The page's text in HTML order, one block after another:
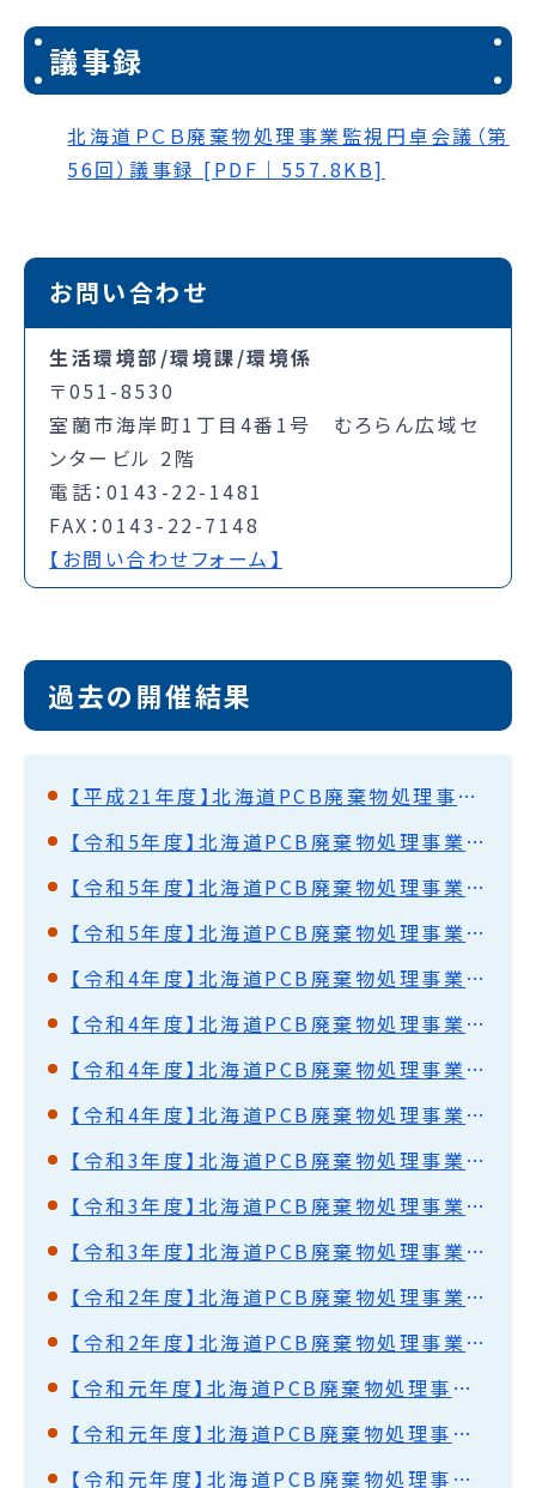
議事録
北海道ＰＣＢ廃棄物処理事業監視円卓会議（第
56回）議事録 [PDF｜557.8KB]
お問い合わせ
生活環境部/環境課/環境係
〒051-8530
室蘭市海岸町1丁目4番1号 むろらん広域セ
ンタービル 2階
電話：0143-22-1481
FAX：0143-22-7148
【お問い合わせフォーム】
過去の開催結果
【平成21年度】北海道PCB廃棄物処理事業監視円卓会議（第18回）開催結果概要
【令和5年度】北海道PCB廃棄物処理事業監視円卓会議（第61回）開催結果概要
【令和5年度】北海道PCB廃棄物処理事業監視円卓会議（第60回）開催結果概要
【令和5年度】北海道PCB廃棄物処理事業監視円卓会議（第59回）開催結果概要
【令和4年度】北海道PCB廃棄物処理事業監視円卓会議（第58回）開催結果概要
【令和4年度】北海道PCB廃棄物処理事業監視円卓会議（第57回）開催結果概要
【令和4年度】北海道PCB廃棄物処理事業監視円卓会議（第56回）開催結果概要
【令和4年度】北海道PCB廃棄物処理事業監視円卓会議（第55回）開催結果概要
【令和3年度】北海道PCB廃棄物処理事業監視円卓会議（第54回）開催結果概要
【令和3年度】北海道PCB廃棄物処理事業監視円卓会議（第53回）開催結果概要
【令和3年度】北海道PCB廃棄物処理事業監視円卓会議（第52回）開催結果概要
【令和2年度】北海道PCB廃棄物処理事業監視円卓会議（第51回）開催結果概要
【令和2年度】北海道PCB廃棄物処理事業監視円卓会議（第50回）開催結果概要
【令和元年度】北海道PCB廃棄物処理事業監視円卓会議（第49回）開催結果概要
【令和元年度】北海道PCB廃棄物処理事業監視円卓会議（第48回）開催結果概要
【令和元年度】北海道PCB廃棄物処理事業監視円卓会議（第47回）開催結果概要